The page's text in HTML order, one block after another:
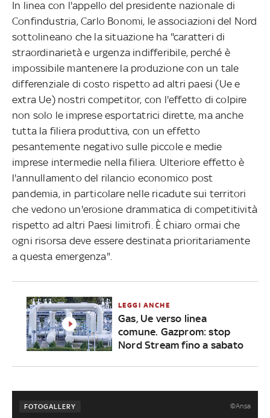
In linea con l'appello del presidente nazionale di
Confindustria, Carlo Bonomi, le associazioni del Nord
sottolineano che la situazione ha "caratteri di
straordinarietà e urgenza indifferibile, perché è
impossibile mantenere la produzione con un tale
differenziale di costo rispetto ad altri paesi (Ue e
extra Ue) nostri competitor, con l'effetto di colpire
non solo le imprese esportatrici dirette, ma anche
tutta la filiera produttiva, con un effetto
pesantemente negativo sulle piccole e medie
imprese intermedie nella filiera. Ulteriore effetto è
l'annullamento del rilancio economico post
pandemia, in particolare nelle ricadute sui territori
che vedono un'erosione drammatica di competitività
rispetto ad altri Paesi limitrofi. È chiaro ormai che
ogni risorsa deve essere destinata prioritariamente
a questa emergenza".
LEGGI ANCHE
Gas, Ue verso linea
comune. Gazprom: stop
Nord Stream fino a sabato
FOTOGALLERY ©Ansa